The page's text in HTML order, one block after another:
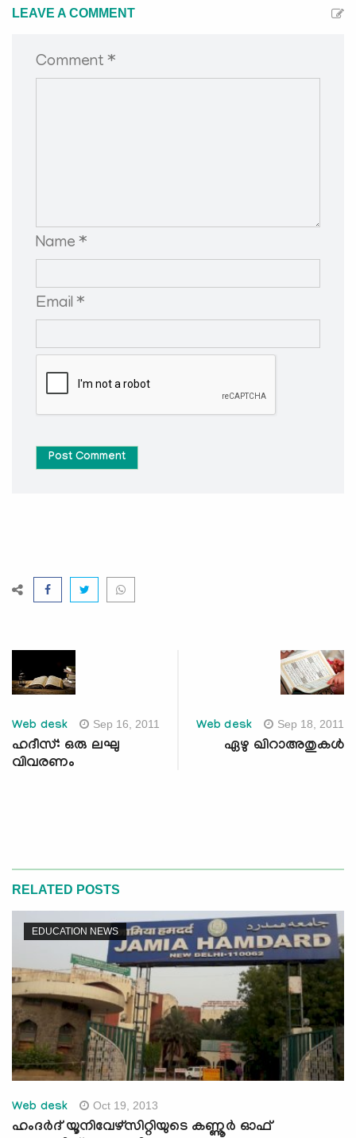
LEAVE A COMMENT
Comment *
Name *
Email *
Post Comment
Web desk Sep 16, 2011
ഹദീസ്: ഒരു ലഘു
വിവരണം
Web desk Sep 18, 2011
ഏഴു ഖിറാഅതുകള്‍
RELATED POSTS
EDUCATION NEWS
Web desk Oct 19, 2013
ഹംദര്‍ദ് യൂനിവേഴ്സിറ്റിയുടെ കണ്ണൂര്‍ ഓഫ്